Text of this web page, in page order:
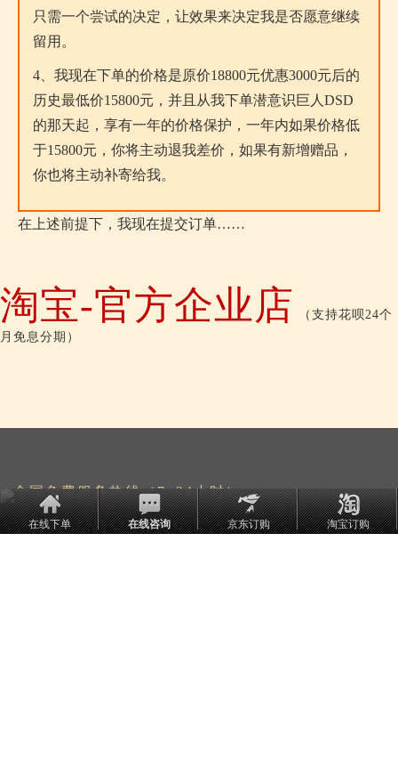
只需一个尝试的决定，让效果来决定我是否愿意继续
留用。
4、我现在下单的价格是原价18800元优惠3000元后的
历史最低价15800元，并且从我下单潜意识巨人DSD
的那天起，享有一年的价格保护，一年内如果价格低
于15800元，你将主动退我差价，如果有新增赠品，
你也将主动补寄给我。
在上述前提下，我现在提交订单……
淘宝-官方企业店
（支持花呗24个
月免息分期）
在线下单 在线咨询 京东订购 淘宝订购
全国免费服务热线（7×24小时）
400-689-0881